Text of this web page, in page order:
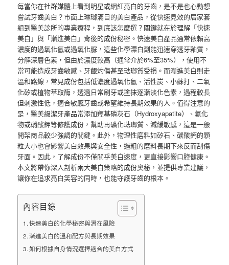
每當你在社群媒體上看到明星或網紅亮白的牙齒，是不是也心動想
嘗試牙齒美白？市面上琳瑯滿目的美白產品，從快速見效的居家套
組到醫美診所的專業療程，到底該怎麼選？關鍵就在於理解「快速
美白」與「漸進美白」背後的成份秘密。快速美白產品通常依賴高
濃度的過氧化氫或過氧化脲，這些化學漂白劑能迅速穿透牙釉質，
分解深層色素，但由於濃度較高（通常介於6%至35%），使用不
當可能造成牙齒敏感、牙齦灼傷甚至琺瑯質受損。而漸進美白則走
溫和路線，常見成份包括低濃度過氧化氫、活性炭、小蘇打、二氧
化矽或植物萃取酶，透過日常刷牙或塗抹逐漸淡化色素，過程較長
但刺激性低，適合敏感牙齒或希望維持長期效果的人。值得注意的
是，醫美級潔牙產品常添加羥基磷灰石（Hydroxyapatite）、氟化
物或硝酸鉀等修護成份，幫助再礦化琺瑯質、減緩敏感，這是一般
開架商品較少強調的關鍵。此外，物理性磨料如矽石、碳酸鈣的顆
粒大小也會影響美白效果與安全性，過粗的磨料長期下來反而刮傷
牙面。因此，了解成份不僅關乎美白速度，更直接影響口腔健康。
本文將帶你深入剖析兩大美白策略的成份奧秘，並提供專業建議，
讓你在追求亮白笑容的同時，也能守護牙齒的根本。
內容目錄
快速美白的化學秘密與潛在風險
漸進美白的溫和配方與長期效果
如何根據自身情況選擇適合的美白方式